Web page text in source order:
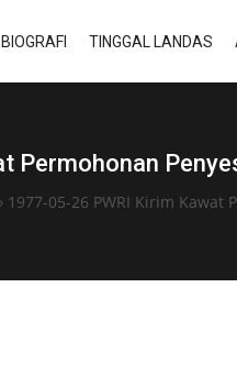
BIOGRAFI TINGGAL LANDAS
Permohonan
› 1977-05-26 PWRI Kirim Kawat